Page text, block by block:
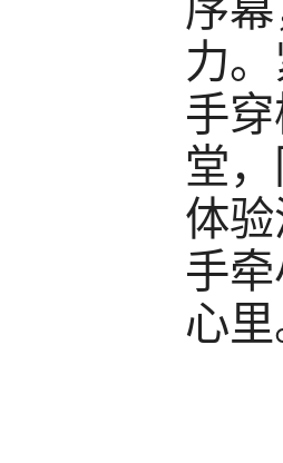
力
手
堂
体
手
心